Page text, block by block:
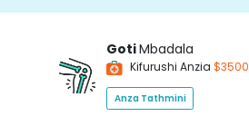
GotiMbadala
Kifurushi Anzia $3500
Anza Tathmini